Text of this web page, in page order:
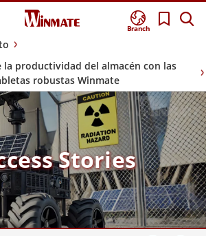
Branch
la productividad del almacén con las
robustas Winmate
Stories